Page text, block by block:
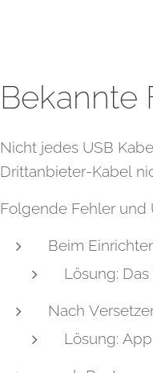
Bekannte
Nicht jedes USB
Drittanbieter-Kabel
Folgende Fehler und
Beim
Lösung:
Nach
Lösung: